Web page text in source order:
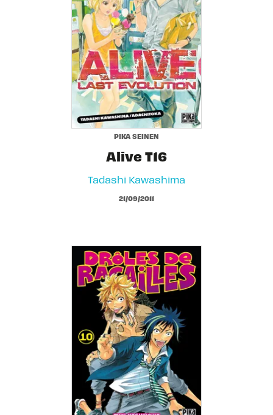
PIKA SEINEN
Alive T16
Tadashi Kawashima
21/09/2011